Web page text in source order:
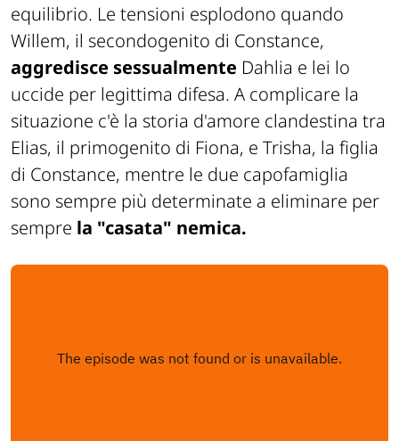
equilibrio. Le tensioni esplodono quando
Willem, il secondogenito di Constance,
aggredisce sessualmente Dahlia e lei lo
uccide per legittima difesa. A complicare la
situazione c'è la storia d'amore clandestina tra
Elias, il primogenito di Fiona, e Trisha, la figlia
di Constance, mentre le due capofamiglia
sono sempre più determinate a eliminare per
sempre la "casata" nemica.